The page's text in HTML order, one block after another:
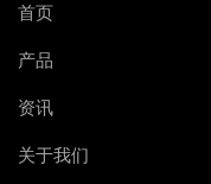
首页
产品
资讯
关于我们